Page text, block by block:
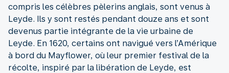
compris les célèbres pèlerins anglais, sont venus à
Leyde. Ils y sont restés pendant douze ans et sont
devenus partie intégrante de la vie urbaine de
Leyde. En 1620, certains ont navigué vers l’Amérique
à bord du Mayflower, où leur premier festival de la
récolte, inspiré par la libération de Leyde, est